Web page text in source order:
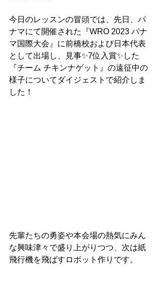
今日のレッスンの冒頭では、先日、パ
ナマにて開催された『WRO 2023 パナ
マ国際大会』に前橋校および日本代表
として出場し、見事✨7位入賞✨した
『チーム チキンナゲット』の遠征中の
様子についてダイジェストで紹介しま
した！
先輩たちの勇姿や本会場の熱気にみん
な興味津々で盛り上がりつつ、次は紙
飛行機を飛ばすロボット作りです。